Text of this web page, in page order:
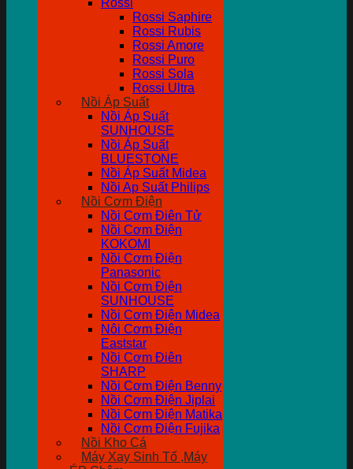
Rossi
Rossi Saphire
Rossi Rubis
Rossi Amore
Rossi Puro
Rossi Sola
Rossi Ultra
Nồi Áp Suất
Nồi Áp Suất
SUNHOUSE
Nồi Áp Suất
BLUESTONE
Nồi Áp Suất Midea
Nồi Ap Suất Philips
Nồi Cơm Điện
Nồi Cơm Điên Tử
Nồi Cơm Điện
KOKOMI
Nồi Cơm Điện
Panasonic
Nồi Cơm Điện
SUNHOUSE
Nồi Cơm Điện Midea
Nôi Cơm Điện
Eaststar
Nồi Cơm Điên
SHARP
Nồi Cơm Điện Benny
Nồi Cơm Điện Jiplai
Nồi Cơm Điện Matika
Nồi Cơm Điện Fujika
Nồi Kho Cá
Máy Xay Sinh Tố ,Máy